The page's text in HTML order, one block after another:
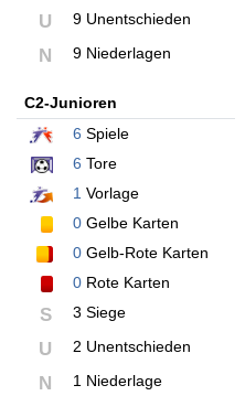
U 9 Unentschieden
N 9 Niederlagen
C2-Junioren
6 Spiele
6 Tore
1 Vorlage
0 Gelbe Karten
0 Gelb-Rote Karten
0 Rote Karten
S 3 Siege
U 2 Unentschieden
N 1 Niederlage